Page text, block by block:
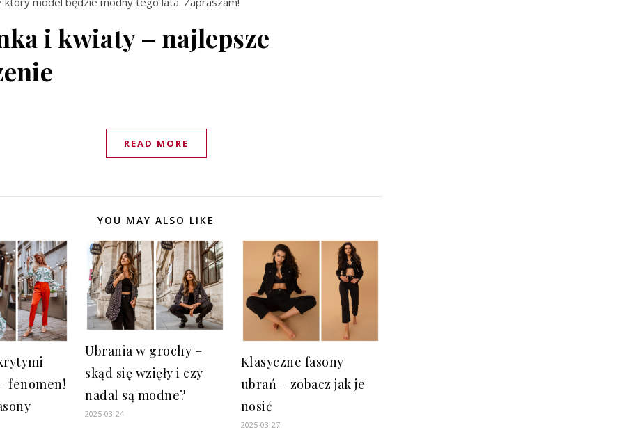
i kwiaty – najlepsze
READ MORE
YOU MAY ALSO LIKE
fenomen!
Ubrania w grochy –
skąd się wzięły i czy
nadal są modne?
2025-03-24
Klasyczne fasony
ubrań – zobacz jak je
nosić
2025-03-27